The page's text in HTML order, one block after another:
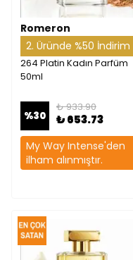
Romeron
2. Üründe %50 İndirim
264 Platin Kadın Parfüm
50ml
%30
₺ 933.90
₺ 653.73
My Way Intense'den
ilham alınmıştır.